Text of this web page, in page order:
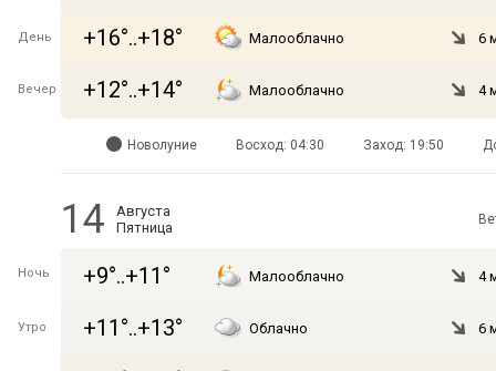
День +16°..+18° Малооблачно 6
Вечер +12°..+14° Малооблачно 4
Новолуние Восход: 04:30 Заход: 19:50
14
Августа
Пятница
Ночь +9°..+11° Малооблачно 4
Утро +11°..+13° Облачно 6